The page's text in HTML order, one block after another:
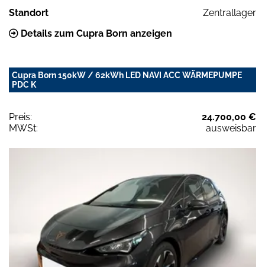
Standort
Zentrallager
Details zum Cupra Born anzeigen
Cupra Born 150kW / 62kWh LED NAVI ACC WÄRMEPUMPE
PDC K
Preis:
24.700,00 €
MWSt:
ausweisbar